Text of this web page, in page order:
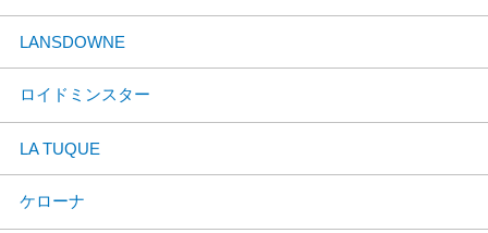
LANSDOWNE
ロイドミンスター
LA TUQUE
ケローナ